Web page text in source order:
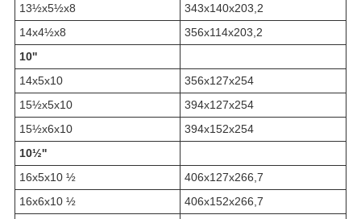
13½x5½x8
343х140х203,2
14x4½x8
356x114x203,2
10''
14x5x10
356х127х254
15½x5x10
394x127x254
15½x6x10
394x152x254
10½''
16x5x10 ½
406x127x266,7
16x6x10 ½
406x152x266,7